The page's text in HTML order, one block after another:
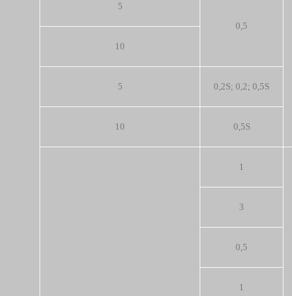
5
0,5
10
5 0,2S; 0,2; 0,5S
10 0,5S
1
3
0,5
1